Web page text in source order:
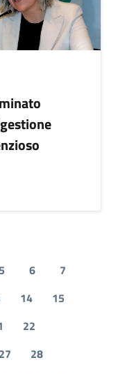
5 6
7
14
15
22
27
28